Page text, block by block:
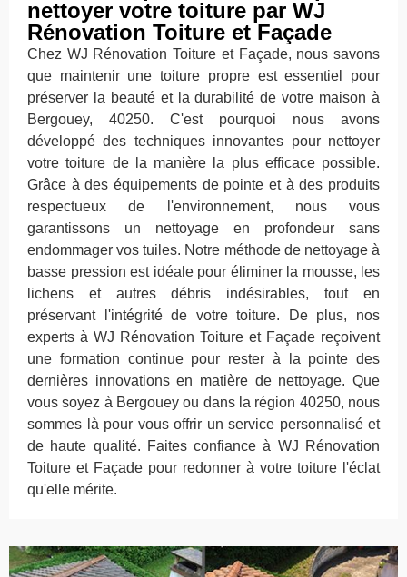
nettoyer votre toiture par WJ
Rénovation Toiture et Façade
Chez WJ Rénovation Toiture et Façade, nous savons
que maintenir une toiture propre est essentiel pour
préserver la beauté et la durabilité de votre maison à
Bergouey, 40250. C'est pourquoi nous avons
développé des techniques innovantes pour nettoyer
votre toiture de la manière la plus efficace possible.
Grâce à des équipements de pointe et à des produits
respectueux de l'environnement, nous vous
garantissons un nettoyage en profondeur sans
endommager vos tuiles. Notre méthode de nettoyage à
basse pression est idéale pour éliminer la mousse, les
lichens et autres débris indésirables, tout en
préservant l'intégrité de votre toiture. De plus, nos
experts à WJ Rénovation Toiture et Façade reçoivent
une formation continue pour rester à la pointe des
dernières innovations en matière de nettoyage. Que
vous soyez à Bergouey ou dans la région 40250, nous
sommes là pour vous offrir un service personnalisé et
de haute qualité. Faites confiance à WJ Rénovation
Toiture et Façade pour redonner à votre toiture l'éclat
qu'elle mérite.